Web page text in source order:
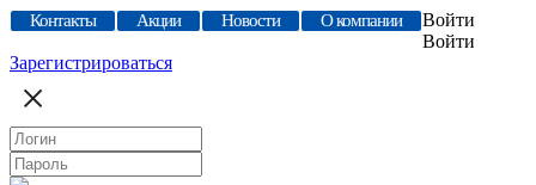
Контакты Акции Новости О компании
Войти
Войти
Зарегистрироваться